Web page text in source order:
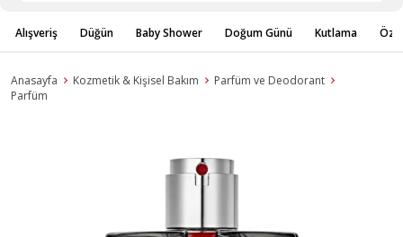
Alışveriş Düğün Baby Shower Doğum Günü Kutlama
Anasayfa Kozmetik & Kişisel Bakım
Parfüm ve Deodorant
Parfüm